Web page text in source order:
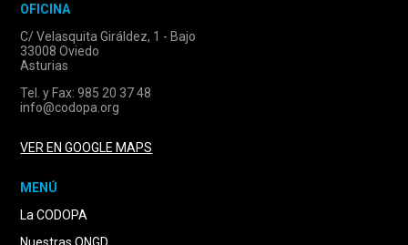
OFICINA
C/ Velasquita Giráldez, 1 - Bajo
33008 Oviedo
Asturias
Tel. y Fax: 985 20 37 48
info@codopa.org
VER EN GOOGLE MAPS
MENÚ
La CODOPA
Nuestras ONGD